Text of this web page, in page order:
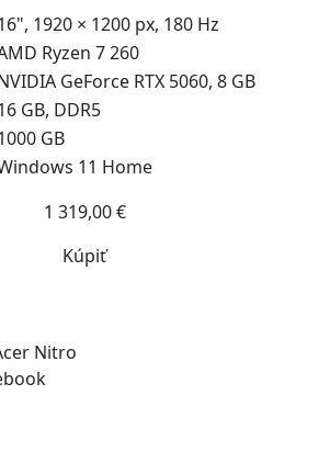
1920 × 1200 px, 180 Hz
Ryzen 7 260
GeForce RTX 5060, 8 GB
GB, DDR5
GB
11 Home
1 319,00 €
Kúpiť
Nitro